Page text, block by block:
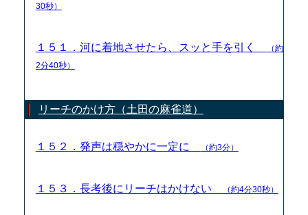
30秒）
１５１．河に着地させたら、スッと手を引く
（約
2分40秒）
リーチのかけ方（土田の麻雀道）
１５２．発声は穏やかに一定に （約3分）
１５３．長考後にリーチはかけない （約4分30秒）